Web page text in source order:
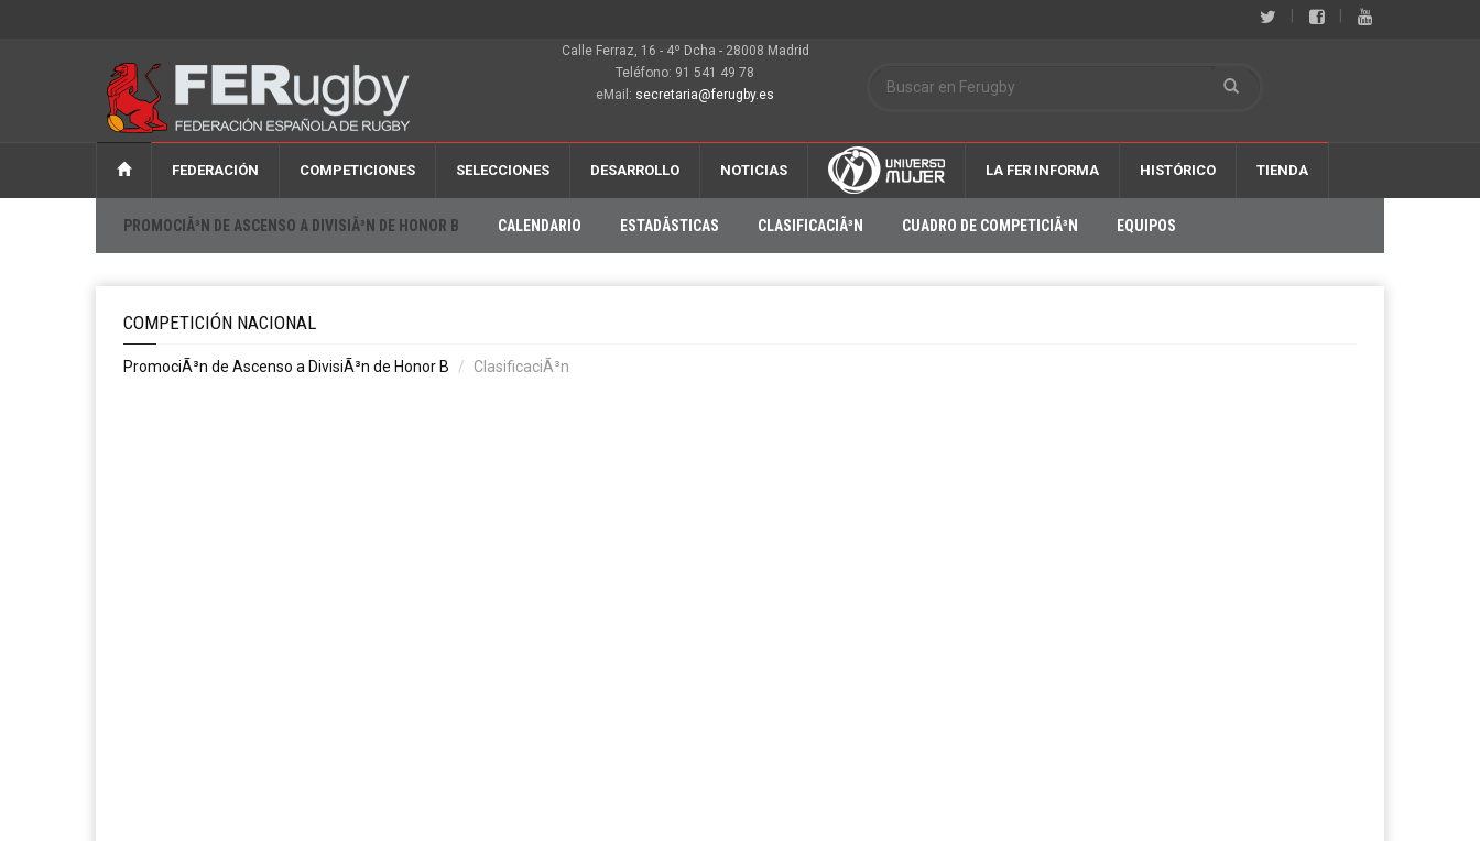
Calle Ferraz, 16 - 4º Dcha - 28008 Madrid
Teléfono: 91 541 49 78
eMail: secretaria@ferugby.es
FEDERACIÓN COMPETICIONES SELECCIONES DESARROLLO NOTICIAS LA FER INFORMA HISTÓRICO TIENDA
PROMOCIÃ³N DE ASCENSO A DIVISIÃ³N DE HONOR B CALENDARIO ESTADÃ­STICAS CLASIFICACIÃ³N CUADRO DE COMPETICIÃ³N EQUIPOS
COMPETICIÓN NACIONAL
PromociÃ³n de Ascenso a DivisiÃ³n de Honor B ClasificaciÃ³n